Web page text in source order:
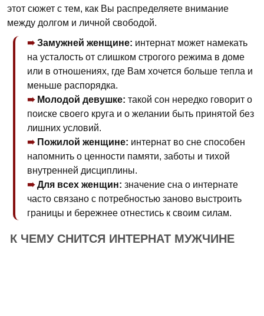
этот сюжет с тем, как Вы распределяете внимание
между долгом и личной свободой.
Замужней женщине: интернат может намекать
на усталость от слишком строгого режима в доме
или в отношениях, где Вам хочется больше тепла и
меньше распорядка.
Молодой девушке: такой сон нередко говорит о
поиске своего круга и о желании быть принятой без
лишних условий.
Пожилой женщине: интернат во сне способен
напомнить о ценности памяти, заботы и тихой
внутренней дисциплины.
Для всех женщин: значение сна о интернате
часто связано с потребностью заново выстроить
границы и бережнее отнестись к своим силам.
К ЧЕМУ СНИТСЯ ИНТЕРНАТ МУЖЧИНЕ